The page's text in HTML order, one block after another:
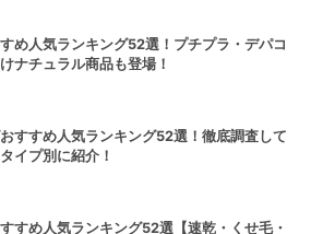
め人気ランキング52選！プチプラ・デパコ
ナチュラル商品も登場！
すすめ人気ランキング52選！徹底調査して
イプ別に紹介！
すめ人気ランキング52選【速乾・くせ毛・